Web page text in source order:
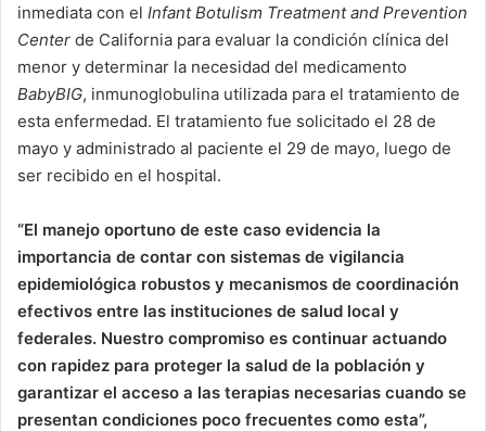
inmediata con el Infant Botulism Treatment and Prevention
Center de California para evaluar la condición clínica del
menor y determinar la necesidad del medicamento
BabyBIG, inmunoglobulina utilizada para el tratamiento de
esta enfermedad. El tratamiento fue solicitado el 28 de
mayo y administrado al paciente el 29 de mayo, luego de
ser recibido en el hospital.
“El manejo oportuno de este caso evidencia la
importancia de contar con sistemas de vigilancia
epidemiológica robustos y mecanismos de coordinación
efectivos entre las instituciones de salud local y
federales. Nuestro compromiso es continuar actuando
con rapidez para proteger la salud de la población y
garantizar el acceso a las terapias necesarias cuando se
presentan condiciones poco frecuentes como esta”,